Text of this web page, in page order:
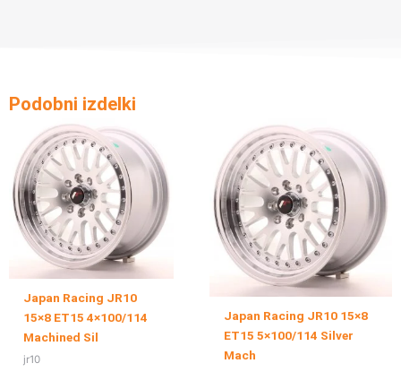
Podobni izdelki
Japan Racing JR10
15×8 ET15 4×100/114
Machined Sil
jr10
Japan Racing JR10 15×8
ET15 5×100/114 Silver
Mach